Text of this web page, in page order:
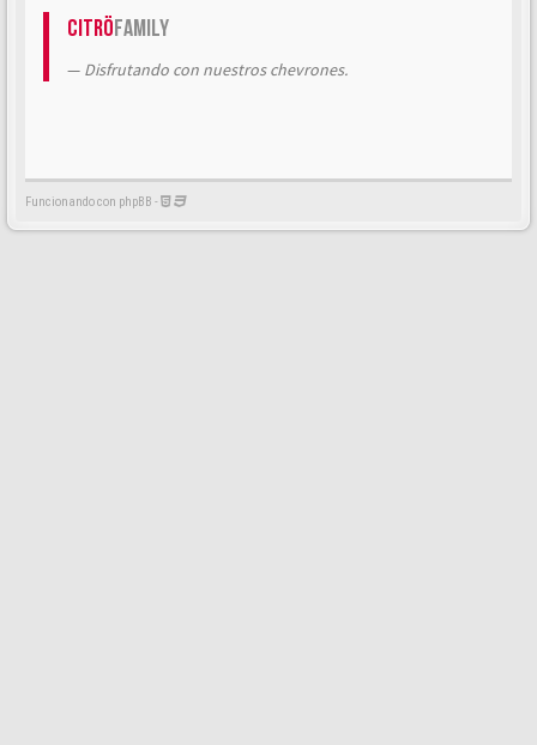
CitröFamily
Disfrutando con nuestros chevrones.
Funcionando con phpBB -